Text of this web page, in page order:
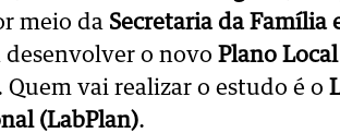
meio da Secretaria da Família
desenvolver o novo Plano
vai realizar o estudo é o
(LabPlan).